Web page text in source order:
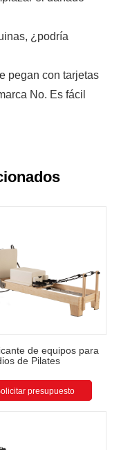
¿podría
pegan con tarjetas
No. Es fácil
de equipos para
de Pilates
presupuesto